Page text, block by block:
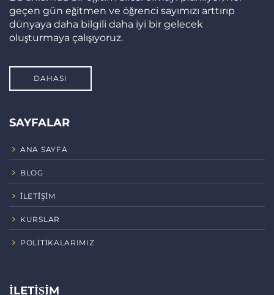
geçen gün eğitmen ve öğrenci sayımızı arttırıp
dünyaya daha bilgili daha iyi bir gelecek
oluşturmaya çalışıyoruz.
DAHASI
SAYFALAR
ANA SAYFA
BLOG
İLETIŞIM
KURSLAR
POLITIKALARIMIZ
İLETIŞIM